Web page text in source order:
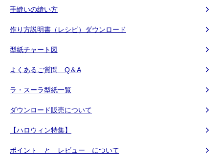
手縫いの縫い方
作り方説明書（レシピ）ダウンロード
型紙チャート図
よくあるご質問 Q＆A
ラ・スーラ型紙一覧
ダウンロード販売について
【ハロウィン特集】
ポイント と レビュー について